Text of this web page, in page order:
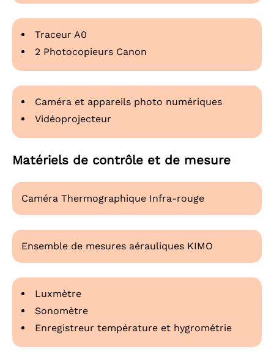
Traceur A0
2 Photocopieurs Canon
Caméra et appareils photo numériques
Vidéoprojecteur
Matériels de contrôle et de mesure
Caméra Thermographique Infra-rouge
Ensemble de mesures aérauliques KIMO
Luxmètre
Sonomètre
Enregistreur température et hygrométrie